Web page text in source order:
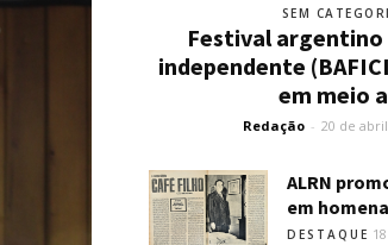
SEM
Festival argentino
independente
em meio
Redação - 20 de
ALRN
em
DESTAQUE